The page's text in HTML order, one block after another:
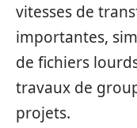
vitesses de
importantes,
de fichiers
travaux de
projets.